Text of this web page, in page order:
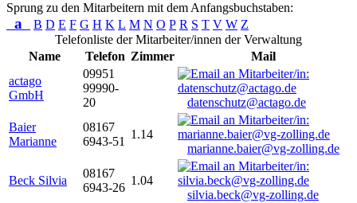
Sprung zu den Mitarbeitern mit dem Anfangsbuchstaben:
a B D E F G H K L M N O P R S T V W Z
Telefonliste der Mitarbeiter/innen der Verwaltung
Name
Telefon Zimmer
Mail
actago
GmbH
09951
99990-
20
datenschutz@actago.de
Baier
Marianne
08167
6943-51
1.14
marianne.baier@vg-zolling.de
Beck Silvia
08167
6943-26
1.04
silvia.beck@vg-zolling.de